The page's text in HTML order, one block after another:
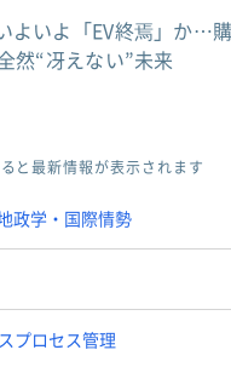
よいよ「EV終焉」か…
然“冴えない”未来
と最新情報が表示されます
政学・国際情勢
プロセス管理